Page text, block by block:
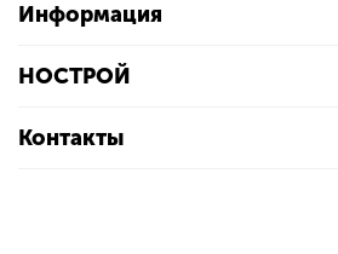
Информация
НОСТРОЙ
Контакты